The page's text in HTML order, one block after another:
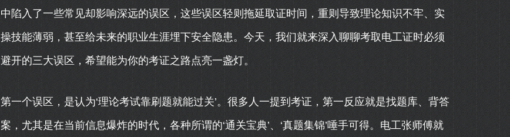
中陷入了一些常见却影响深远的误区，这些误区轻则拖延取证时间，重则导致理论知识不牢、实
操技能薄弱，甚至给未来的职业生涯埋下安全隐患。今天，我们就来深入聊聊考取电工证时必须
避开的三大误区，希望能为你的考证之路点亮一盏灯。
第一个误区，是认为‘理论考试靠刷题就能过关’。很多人一提到考证，第一反应就是找题库、背答
案，尤其是在当前信息爆炸的时代，各种所谓的‘通关宝典’、‘真题集锦’唾手可得。电工张师傅就